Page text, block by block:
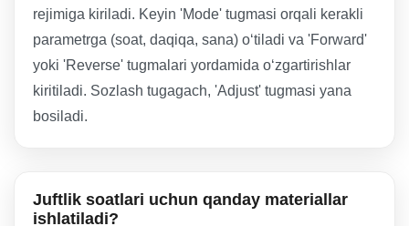
rejimiga kiriladi. Keyin 'Mode' tugmasi orqali kerakli
parametrga (soat, daqiqa, sana) o‘tiladi va 'Forward'
yoki 'Reverse' tugmalari yordamida o‘zgartirishlar
kiritiladi. Sozlash tugagach, 'Adjust' tugmasi yana
bosiladi.
Juftlik soatlari uchun qanday materiallar
ishlatiladi?